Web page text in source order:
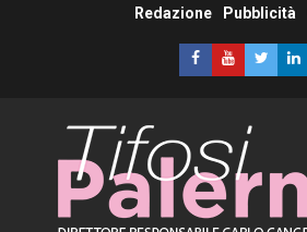
Redazione Pubblicità